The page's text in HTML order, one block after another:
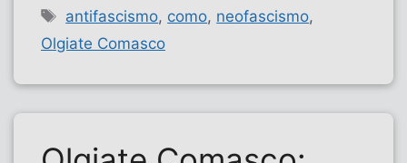
Tag
antifascismo, como, neofascismo,
Olgiate Comasco